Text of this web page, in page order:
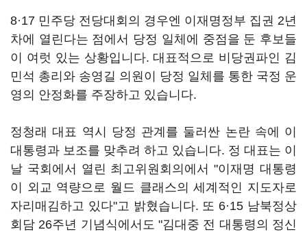
8·17 민주당 전당대회의 경우엔 이재명정부 집권 2년
차에 열린다는 점에서 당정 일체에 중점을 둔 후보들
이 여럿 있는 상황입니다. 대표적으로 비당권파인 김
민석 총리와 송영길 의원이 당정 일체를 통한 국정 운
영의 안정화를 주장하고 있습니다.
정청래 대표 역시 당정 관계를 둘러싼 논란 속에 이
대통령과 보조를 맞추려 하고 있습니다. 정 대표는 이
날 국회에서 열린 최고위원회의에서 "이재명 대통령
이 외교 역량으로 월드 클래스의 세계적인 지도자로
자리매김하고 있다"고 밝혔습니다. 또 6·15 남북정상
회담 26주년 기념식에서도 "김대중 전 대통령의 정신